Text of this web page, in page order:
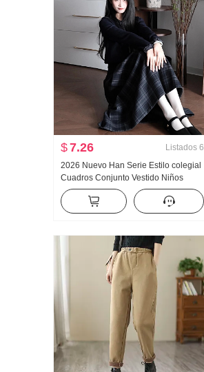
$7.26 Listados 6
2026 Nuevo Han Serie Estilo colegial
Cuadros Conjunto Vestido Niños
Otoño e invierno Avanzado Sentido
Estilo Ropa Partido Falda larga